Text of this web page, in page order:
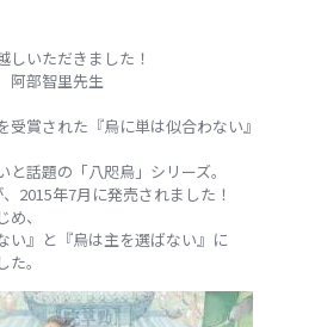
しいただきました！
受賞された『烏に単は似合わない』
話題の「八咫烏」シリーズ。
2015年7月に発売されました！
、
い』と『烏は主を選ばない』に
。